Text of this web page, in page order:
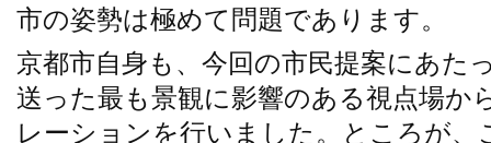
市の姿勢は極めて問題であります。
京都市自身も、今回の市民提案にあた
送った最も景観に影響のある視点場か
レーションを行いました。ところが、